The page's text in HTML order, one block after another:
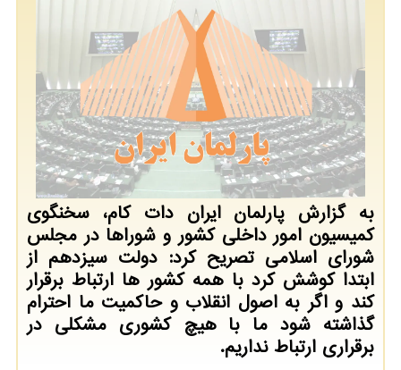
به گزارش پارلمان ایران دات کام، سخنگوی
کمیسیون امور داخلی کشور و شوراها در مجلس
شورای اسلامی تصریح کرد: دولت سیزدهم از
ابتدا کوشش کرد با همه کشور ها ارتباط برقرار
کند و اگر به اصول انقلاب و حاکمیت ما احترام
گذاشته شود ما با هیچ کشوری مشکلی در
برقراری ارتباط نداریم.